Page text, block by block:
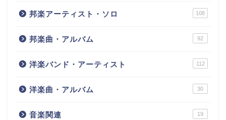
邦楽アーティスト・ソロ 108
邦楽曲・アルバム 92
洋楽バンド・アーティスト 112
洋楽曲・アルバム 30
音楽関連 19